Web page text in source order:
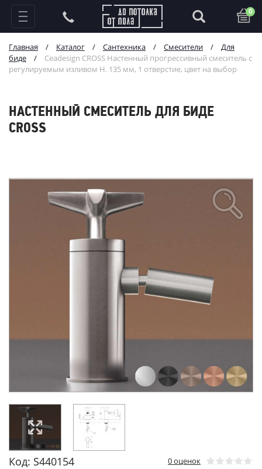
0
Главная / Каталог / Сантехника / Смесители /
Для
биде
/
Ceadesign CROSS Настенный прогрессивный смеситель с
регулируемым изливом H. 135 мм, 1 отверстие, цвет на выбор
НАСТЕННЫЙ СМЕСИТЕЛЬ ДЛЯ БИДЕ
CROSS
Код: S440154 0 оценок